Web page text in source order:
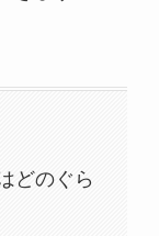
どのぐら